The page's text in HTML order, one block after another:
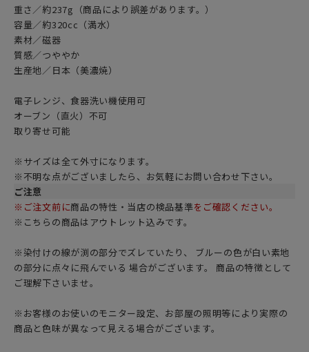
重さ／約237g（商品により誤差があります。）
容量／約320cc（満水）
素材／磁器
質感／つややか
生産地／日本（美濃焼）
電子レンジ、食器洗い機使用可
オーブン（直火）不可
取り寄せ可能
※サイズは全て外寸になります。
※不明な点がございましたら、お気軽にお問い合わせ下さい。
ご注意
※ご注文前に商品の特性・当店の検品基準をご確認ください。
※こちらの商品はアウトレット込みです。
※染付けの線が渕の部分でズレていたり、 ブルーの色が白い素地
の部分に点々に飛んでいる 場合がございます。 商品の特徴として
ご理解下さいませ。
※お客様のお使いのモニター設定、お部屋の照明等により実際の
商品と色味が異なって見える場合がございます。